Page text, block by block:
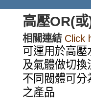
高壓OR(
相關連結 Click
可運用於高壓
及氣體做切換
不同閥體可分
之產品